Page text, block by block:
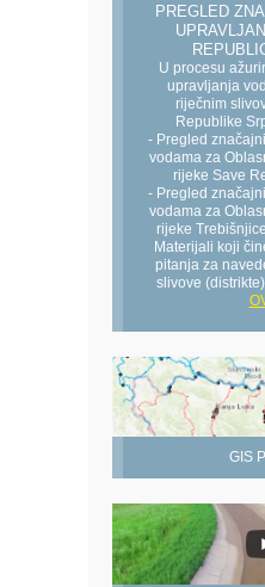
PREGLED
U procesu
upravljanja
riječnim
Republike
- Pregled
vodama za
rijeke Save
- Pregled
vodama za
rijeke
Materijali koji
pitanja za
slivove
GIS